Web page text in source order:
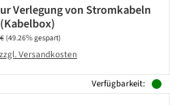
Verlegung von Stromkabeln
Preis:
(49.26% gespart)
Versandkosten
Verfügbarkeit: